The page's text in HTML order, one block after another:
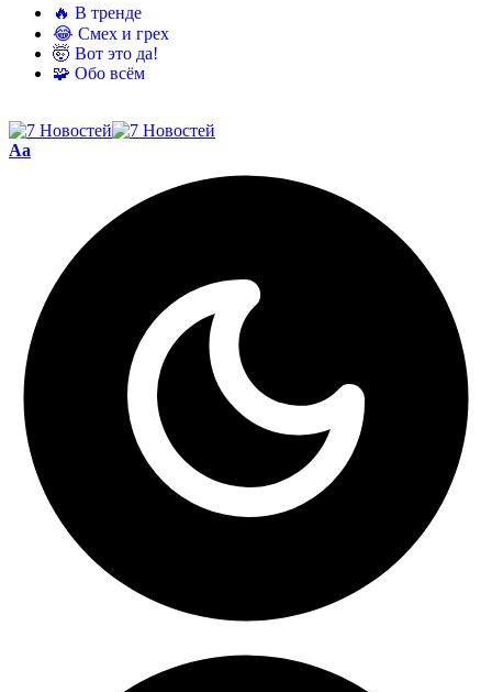
🔥 В тренде
😂 Смех и грех
🤯 Вот это да!
🧩 Обо всём
Aa